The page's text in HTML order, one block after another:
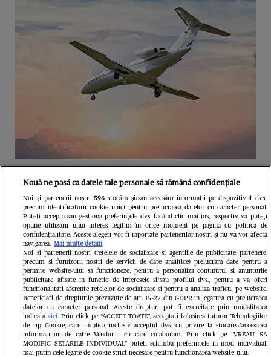
Unul dintre cele mai folosite
aeroporturi din Europa își închide
complet porțile timp de trei luni.
Milioane de pasageri, afectați
Nouă ne pasă ca datele tale personale să rămână confidențiale
Noi și partenerii noștri 596stocăm și/sau accesăm informații pe dispozitivul dvs.,
precum identificatorii cookie unici pentru prelucrarea datelor cu caracter personal.
Puteți accepta sau gestiona preferințele dvs. făcând clic mai jos, respectiv vă puteți
opune utilizării unui interes legitim în orice moment pe pagina cu politica de
confidențialitate. Aceste alegeri vor fi raportate partenerilor noștri și nu vă vor afecta
navigarea. Mai multe detalii
Noi si partenerii nostri (retelele de socializare si agentiile de publicitate partenere,
precum si furnizorii nostri de servicii de date analitice) prelucram date pentru a
permite website-ului sa functioneze, pentru a personaliza continutul si anunturile
publicitare afisate in functie de interesele si/sau profilul dvs., pentru a va oferi
functionalitati aferente retelelor de socializare si pentru a analiza traficul pe website.
Beneficiati de drepturile prevazute de art. 15-22 din GDPR in legatura cu prelucrarea
datelor cu caracter personal. Aceste drepturi pot fi exercitate prin modalitatea
indicataaici. Prin click pe “ACCEPT TOATE”, acceptati folosirea tuturor Tehnologiilor
de tip Cookie, care implica inclusiv acceptul dvs. cu privire la stocarea/accesarea
informatiilor de catre Vendor-ii cu care colaboram. Prin click pe “VREAU SA
MODIFIC SETARILE INDIVIDUAL” puteti schimba preferintele in mod individual,
mai putin cele legate de cookie strict necesare pentru functionarea website-ului.